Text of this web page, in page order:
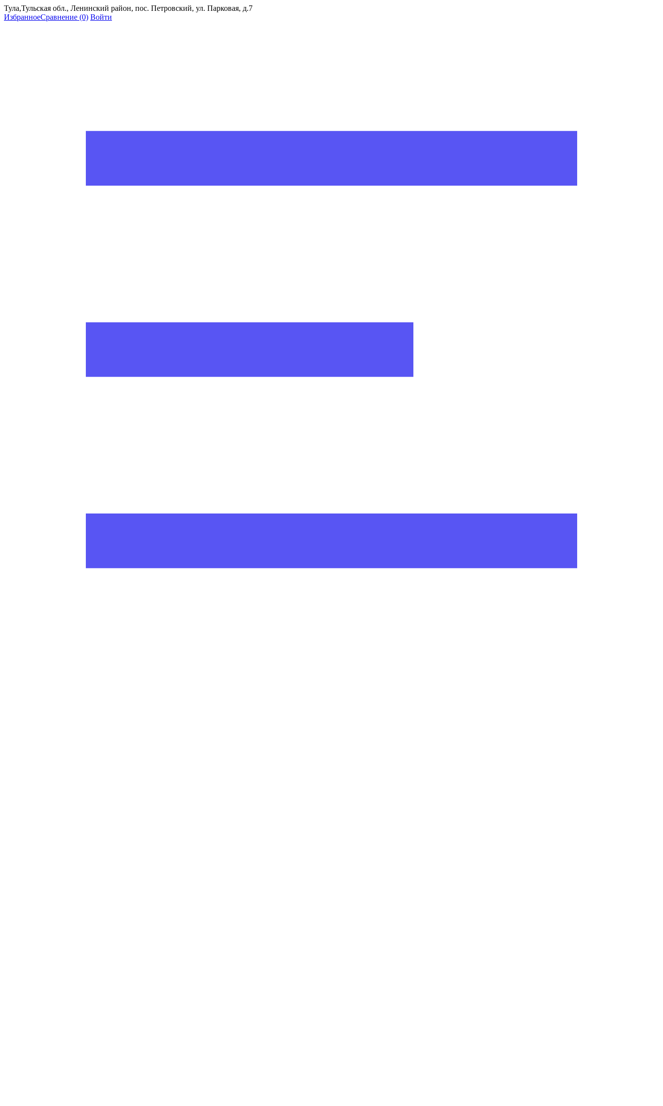
Тула,Тульская обл., Ленинский район, пос. Петровский, ул. Парковая, д.7
ИзбранноеСравнение (0) Войти